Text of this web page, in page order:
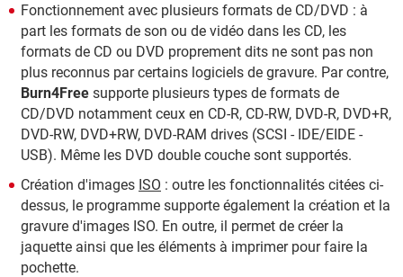
Fonctionnement avec plusieurs formats de CD/DVD : à
part les formats de son ou de vidéo dans les CD, les
formats de CD ou DVD proprement dits ne sont pas non
plus reconnus par certains logiciels de gravure. Par contre,
Burn4Free supporte plusieurs types de formats de
CD/DVD notamment ceux en CD-R, CD-RW, DVD-R, DVD+R,
DVD-RW, DVD+RW, DVD-RAM drives (SCSI - IDE/EIDE -
USB). Même les DVD double couche sont supportés.
Création d'images ISO : outre les fonctionnalités citées ci-
dessus, le programme supporte également la création et la
gravure d'images ISO. En outre, il permet de créer la
jaquette ainsi que les éléments à imprimer pour faire la
pochette.